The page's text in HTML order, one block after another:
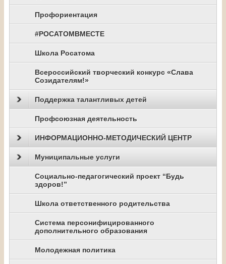
Профориентация
#РОСАТОМВМЕСТЕ
Школа Росатома
Всероссийский творческий конкурс «Слава
Созидателям!»
Поддержка талантливых детей
Профсоюзная деятельность
ИНФОРМАЦИОННО-МЕТОДИЧЕСКИЙ ЦЕНТР
Муниципальные услуги
Социально-педагогический проект “Будь
здоров!”
Школа ответственного родительства
Система персонифицированного
дополнительного образования
Молодежная политика